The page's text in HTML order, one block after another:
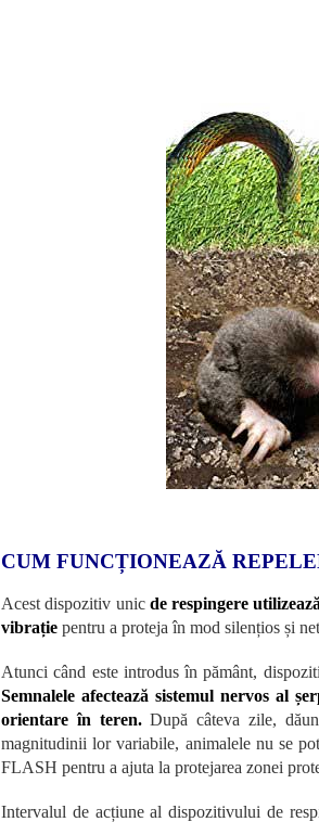
CUM FUNCȚIONEAZĂ
Acest dispozitiv unic de respingere
vibrație pentru a proteja în mod silențios și
Atunci când este introdus în pământ,
Semnalele afectează sistemul nervos al
orientare în teren. După câteva zile,
magnitudinii lor variabile, animalele nu se
FLASH pentru a ajuta la protejarea zonei
Intervalul de acțiune al dispozitivului de